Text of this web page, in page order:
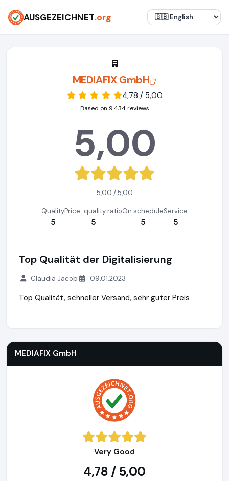
AUSGEZEICHNET.org
MEDIAFIX GmbH
4,78 / 5,00
Based on 9.434 reviews
5,00
5,00 / 5,00
Quality
5
Price-quality ratio
5
On schedule
5
Service
5
Top Qualität der Digitalisierung
Claudia Jacob 09.01.2023
Top Qualität, schneller Versand, sehr guter Preis
MEDIAFIX GmbH
Very Good
4,78 / 5,00